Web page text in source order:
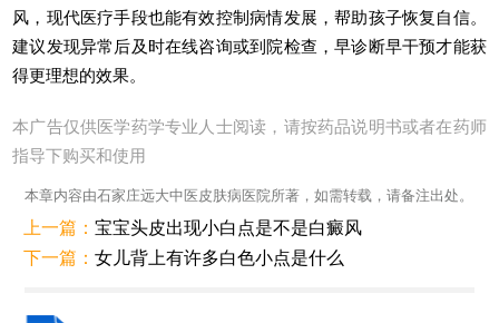
风，现代医疗手段也能有效控制病情发展，帮助孩子恢复自信。
建议发现异常后及时在线咨询或到院检查，早诊断早干预才能获
得更理想的效果。
本广告仅供医学药学专业人士阅读，请按药品说明书或者在药师
指导下购买和使用
本章内容由石家庄远大中医皮肤病医院所著，如需转载，请备注出处。
上一篇：宝宝头皮出现小白点是不是白癜风
下一篇：女儿背上有许多白色小点是什么